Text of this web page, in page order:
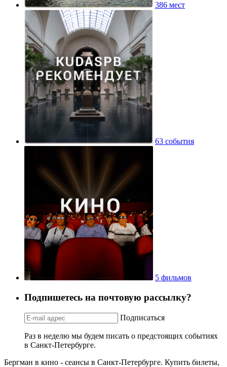
386 мест
63 события
5 фильмов
Подпишетесь на почтовую рассылку?
Подписаться
Раз в неделю мы будем писать о предстоящих событиях
в Санкт-Петербурге.
Бергман в кино - сеансы в Санкт-Петербурге. Купить билеты,